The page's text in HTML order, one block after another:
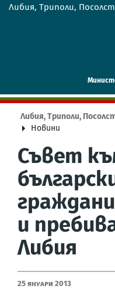
Либия, Триполи,
Либия, Триполи,
Новини
Съвет
и
Либия
25 Януари 2013